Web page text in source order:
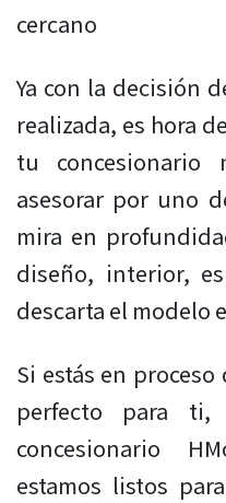
cercano
Ya con la decisión
realizada, es hora
tu concesionario
asesorar por uno
mira en
diseño, interior,
descarta el modelo
Si estás en
perfecto para
concesionario
estamos listos